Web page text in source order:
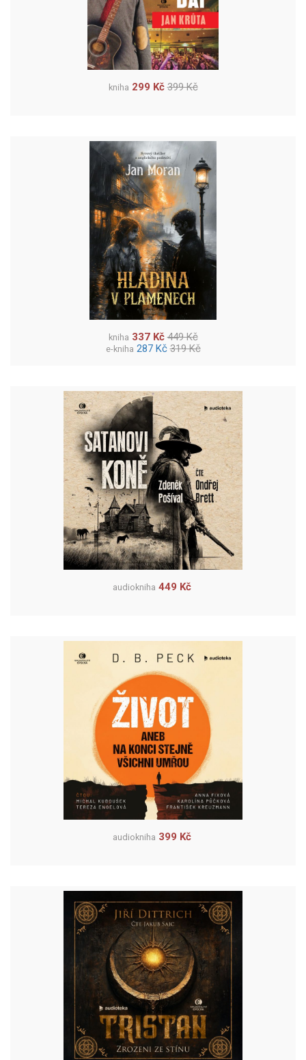
kniha 299 Kč 399 Kč
kniha 337 Kč 449 Kč
e-kniha 287 Kč 319 Kč
audiokniha 449 Kč
audiokniha 399 Kč